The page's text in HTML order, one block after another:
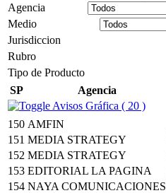
Agencia
Medio
Jurisdiccion
Rubro
Tipo de Producto
SP Agencia
Avisos Gráfica ( 20 )
150 AMFIN
151 MEDIA STRATEGY
152 MEDIA STRATEGY
153 EDITORIAL LA PAGINA
154 NAYA COMUNICACIONES